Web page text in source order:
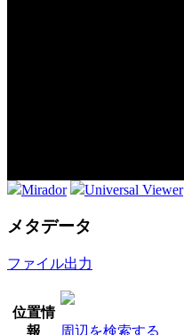
Mirador Universal Viewer
メタデータ
ファイル出力
位置情
報
周辺を検索する